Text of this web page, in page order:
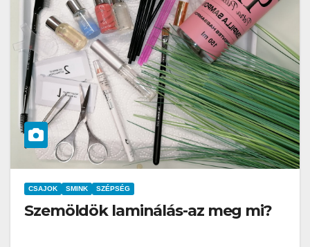
CSAJOK SMINK SZÉPSÉG
Szemöldök laminálás-az meg mi?